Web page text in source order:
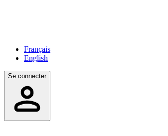
Français
English
Se connecter